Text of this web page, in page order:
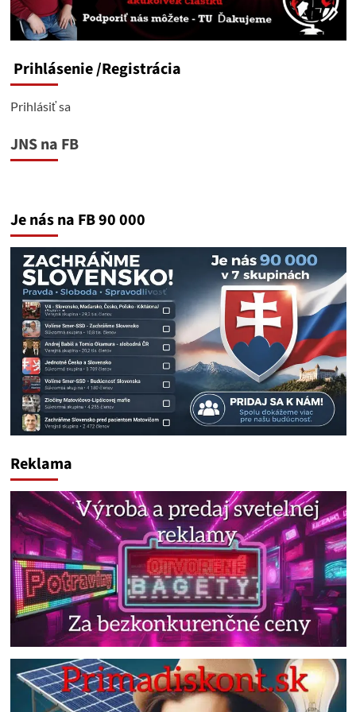
Prihlásenie/Registrácia
Prihlásiť sa
JNS na FB
Je nás na FB 90 000
Reklama